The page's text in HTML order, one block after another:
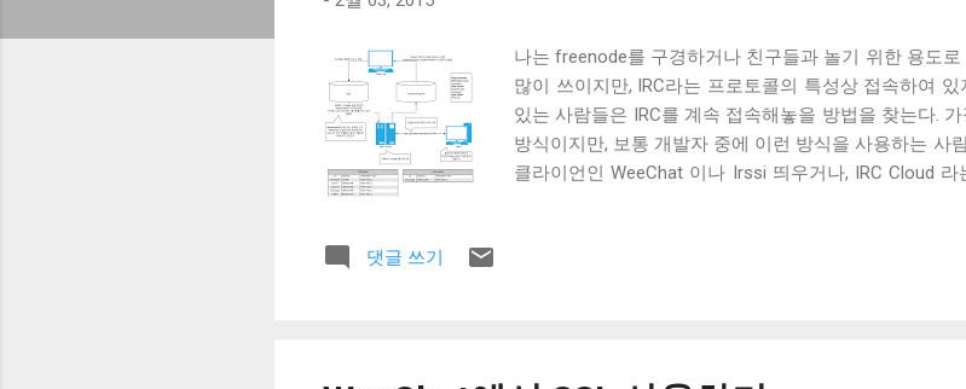
나는 freenode를 구경하거나 친구들과 놀기 위한 용도
많이 쓰이지만, IRC라는 프로토콜의 특성상 접속하여
있는 사람들은 IRC를 계속 접속해놓을 방법을 찾는다.
방식이지만, 보통 개발자 중에 이런 방식을 사용하는 사
클라이언인 WeeChat 이나 Irssi 띄우거나, IRC Cloud
IRC Cloud 양쪽을 사용하는 방식을 택하지만, 그렇게
클라이언트와 TCP socket을 이용해 통신을 하게 된다.
댓글 쓰기